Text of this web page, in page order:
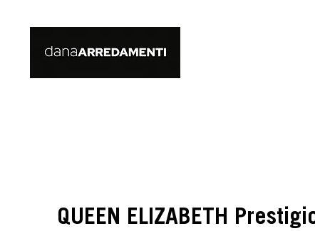
QUEEN ELIZABETH